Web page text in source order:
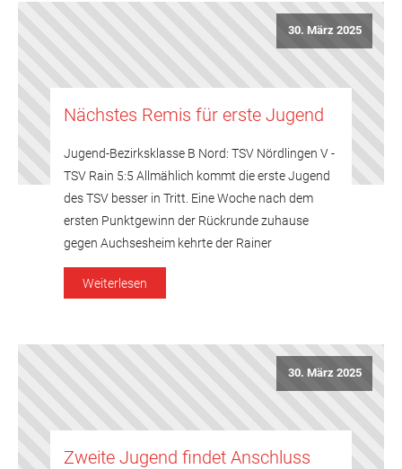
30. März 2025
Nächstes Remis für erste Jugend
Jugend-Bezirksklasse B Nord: TSV Nördlingen V -
TSV Rain 5:5 Allmählich kommt die erste Jugend
des TSV besser in Tritt. Eine Woche nach dem
ersten Punktgewinn der Rückrunde zuhause
gegen Auchsesheim kehrte der Rainer
Nachwuchs nun auch mit einem Remis vom
Gastspiel in Nördlingen zurück - und das, obwohl
Weiterlesen
30. März 2025
Zweite Jugend findet Anschluss